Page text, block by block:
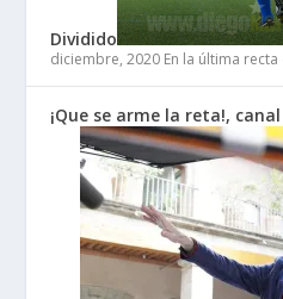
Dividido
diciembre, 2020 En la última recta
¡Que se arme la reta!,